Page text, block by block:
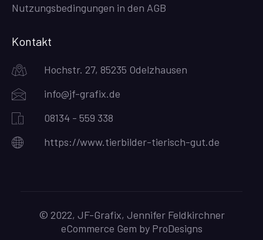
Nutzungsbedingungen in den AGB
Kontakt
Hochstr. 27, 85235 Odelzhausen
info@jf-grafix.de
08134 - 559 338
https://www.tierbilder-tierisch-gut.de
© 2022, JF-Grafix, Jennifer Feldkirchner
eCommerce Gem by ProDesigns